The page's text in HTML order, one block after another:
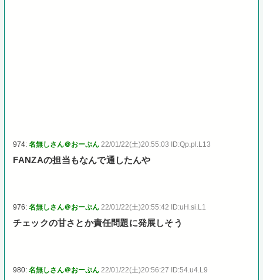
974:名無しさん＠おーぷん 22/01/22(土)20:55:03 ID:Qp.pl.L13
FANZAの担当もなんで通したんや
976:名無しさん＠おーぷん 22/01/22(土)20:55:42 ID:uH.si.L1
チェックの甘さとか責任問題に発展しそう
980:名無しさん＠おーぷん 22/01/22(土)20:56:27 ID:54.u4.L9